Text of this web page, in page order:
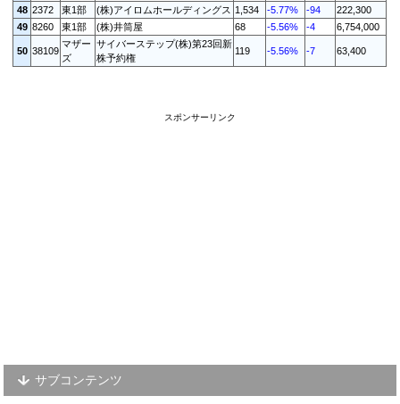
48 2372 東1部 (株)アイロムホールディングス 1,534 -5.77% -94
222,300
49 8260 東1部 (株)井筒屋 68 -5.56% -4 6,754,000
50 38109
マザー
ズ
サイバーステップ(株)第23回新
株予約権
119 -5.56% -7 63,400
スポンサーリンク
サブコンテンツ